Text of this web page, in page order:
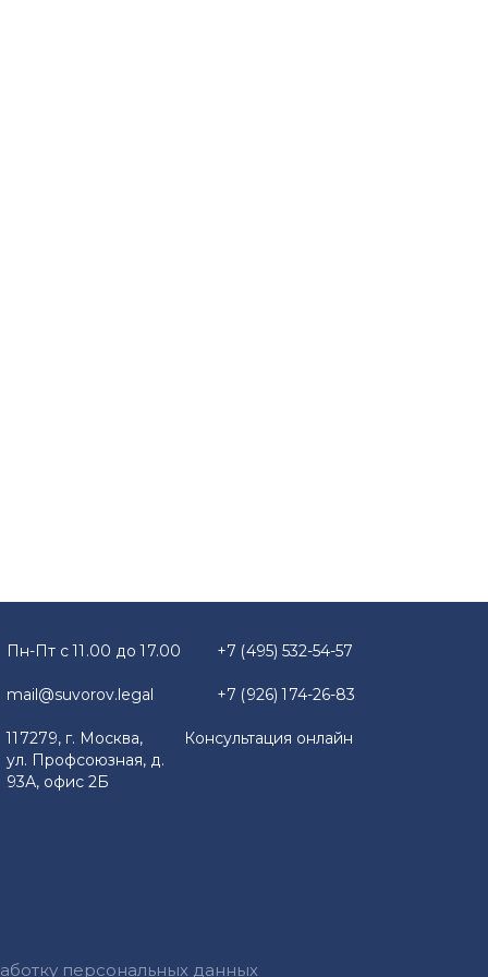
Пн-Пт с 11.00 до 17.00
mail@suvorov.legal
117279, г. Москва,
ул. Профсоюзная, д.
93А, офис 2Б
+7 (495) 532-54-57
+7 (926) 174-26-83
Консультация онлайн
персональных данных